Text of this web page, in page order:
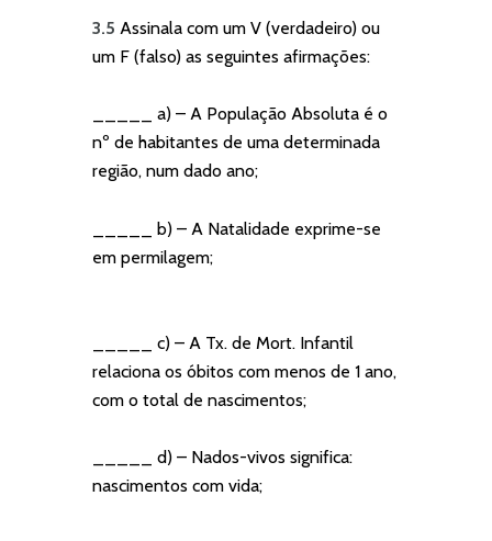
3.5 Assinala com um V (verdadeiro) ou
um F (falso) as seguintes afirmações:
_____ a) – A População Absoluta é o
nº de habitantes de uma determinada
região, num dado ano;
_____ b) – A Natalidade exprime-se
em permilagem;
_____ c) – A Tx. de Mort. Infantil
relaciona os óbitos com menos de 1 ano,
com o total de nascimentos;
_____ d) – Nados-vivos significa:
nascimentos com vida;